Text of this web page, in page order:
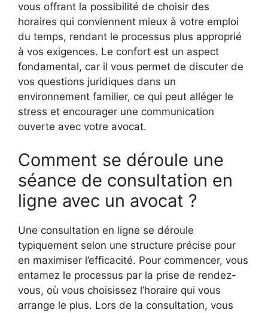
vous offrant la possibilité de choisir des
horaires qui conviennent mieux à votre emploi
du temps, rendant le processus plus approprié
à vos exigences. Le confort est un aspect
fondamental, car il vous permet de discuter de
vos questions juridiques dans un
environnement familier, ce qui peut alléger le
stress et encourager une communication
ouverte avec votre avocat.
Comment se déroule une
séance de consultation en
ligne avec un avocat ?
Une consultation en ligne se déroule
typiquement selon une structure précise pour
en maximiser l’efficacité. Pour commencer, vous
entamez le processus par la prise de rendez-
vous, où vous choisissez l’horaire qui vous
arrange le plus. Lors de la consultation, vous